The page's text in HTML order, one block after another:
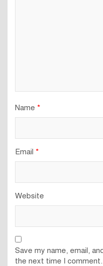
Name *
Email *
Website
Save my name, email,
the next time I comment.